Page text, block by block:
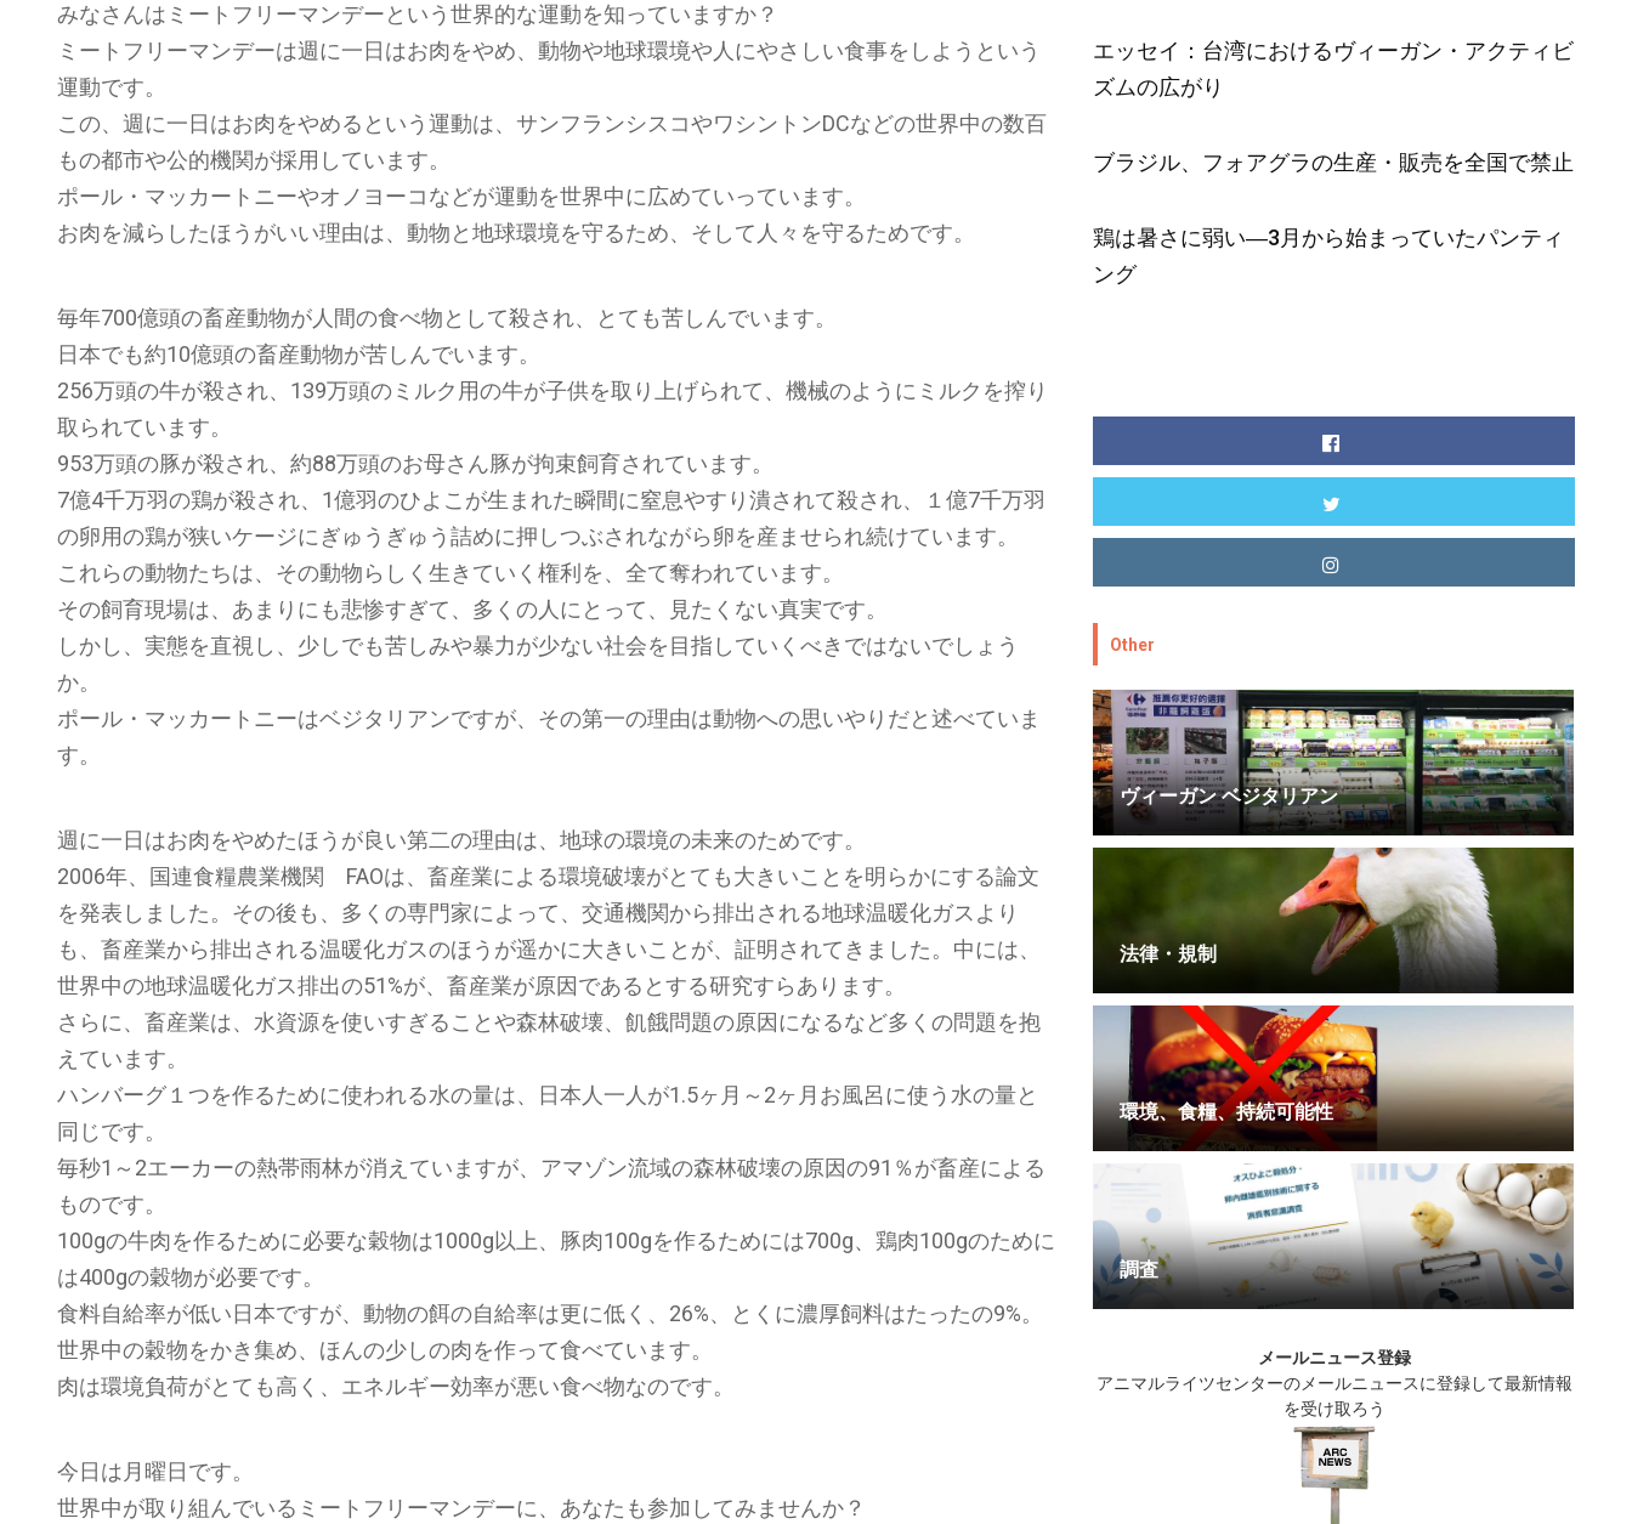
みなさんはミートフリーマンデーという世界的な運動を知っていますか？
ミートフリーマンデーは週に一日はお肉をやめ、動物や地球環境や人にやさしい食事をしようという
運動です。
この、週に一日はお肉をやめるという運動は、サンフランシスコやワシントンDCなどの世界中の数百
もの都市や公的機関が採用しています。
ポール・マッカートニーやオノヨーコなどが運動を世界中に広めていっています。
お肉を減らしたほうがいい理由は、動物と地球環境を守るため、そして人々を守るためです。
毎年700億頭の畜産動物が人間の食べ物として殺され、とても苦しんでいます。
日本でも約10億頭の畜産動物が苦しんでいます。
256万頭の牛が殺され、139万頭のミルク用の牛が子供を取り上げられて、機械のようにミルクを搾り
取られています。
953万頭の豚が殺され、約88万頭のお母さん豚が拘束飼育されています。
7億4千万羽の鶏が殺され、1億羽のひよこが生まれた瞬間に窒息やすり潰されて殺され、１億7千万羽
の卵用の鶏が狭いケージにぎゅうぎゅう詰めに押しつぶされながら卵を産ませられ続けています。
これらの動物たちは、その動物らしく生きていく権利を、全て奪われています。
その飼育現場は、あまりにも悲惨すぎて、多くの人にとって、見たくない真実です。
しかし、実態を直視し、少しでも苦しみや暴力が少ない社会を目指していくべきではないでしょう
か。
ポール・マッカートニーはベジタリアンですが、その第一の理由は動物への思いやりだと述べていま
す。
週に一日はお肉をやめたほうが良い第二の理由は、地球の環境の未来のためです。
2006年、国連食糧農業機関 FAOは、畜産業による環境破壊がとても大きいことを明らかにする論文
を発表しました。その後も、多くの専門家によって、交通機関から排出される地球温暖化ガスより
も、畜産業から排出される温暖化ガスのほうが遥かに大きいことが、証明されてきました。中には、
世界中の地球温暖化ガス排出の51%が、畜産業が原因であるとする研究すらあります。
さらに、畜産業は、水資源を使いすぎることや森林破壊、飢餓問題の原因になるなど多くの問題を抱
えています。
ハンバーグ１つを作るために使われる水の量は、日本人一人が1.5ヶ月～2ヶ月お風呂に使う水の量と
同じです。
毎秒1～2エーカーの熱帯雨林が消えていますが、アマゾン流域の森林破壊の原因の91％が畜産による
ものです。
100gの牛肉を作るために必要な穀物は1000g以上、豚肉100gを作るためには700g、鶏肉100gのために
は400gの穀物が必要です。
食料自給率が低い日本ですが、動物の餌の自給率は更に低く、26%、とくに濃厚飼料はたったの9%。
世界中の穀物をかき集め、ほんの少しの肉を作って食べています。
肉は環境負荷がとても高く、エネルギー効率が悪い食べ物なのです。
今日は月曜日です。
世界中が取り組んでいるミートフリーマンデーに、あなたも参加してみませんか？
エッセイ：台湾におけるヴィーガン・アクティビ
ズムの広がり
ブラジル、フォアグラの生産・販売を全国で禁止
鶏は暑さに弱い―3月から始まっていたパンティ
ング
Other
ヴィーガン ベジタリアン
法律・規制
環境、食糧、持続可能性
調査
メールニュース登録
アニマルライツセンターのメールニュースに登録して最新情報
を受け取ろう